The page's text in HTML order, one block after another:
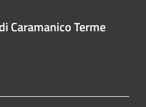
Caramanico Terme